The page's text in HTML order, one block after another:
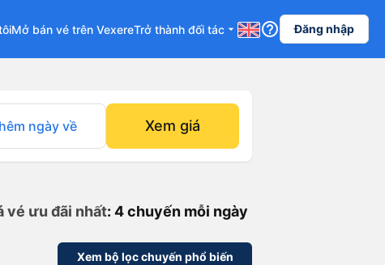
Mở bán vé trên VexereTrở thành đối tác arrow_drop_down help_outline Đăng nhập
ngày về Xem giá
vé ưu đãi nhất: 4 chuyến mỗi ngày
Xem bộ lọc chuyến phổ biến